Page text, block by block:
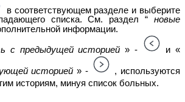
в соответствующем разделе и выберите
списка. См. раздел “
новые
информации.
с предыдущей историей » - и «
историей » -
, используются
историям, минуя список больных.